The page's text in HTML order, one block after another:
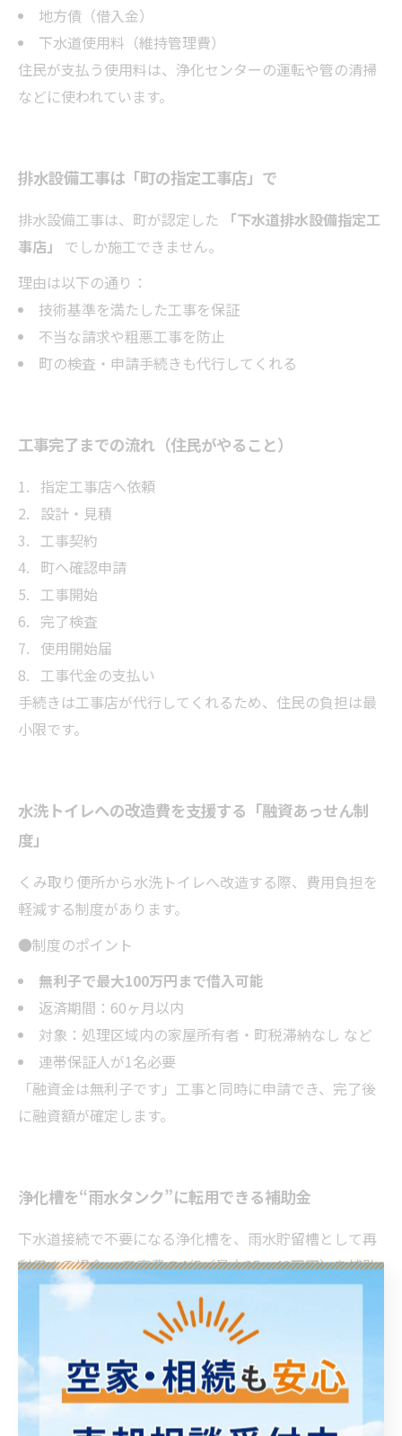
地方債（借入金）
下水道使用料（維持管理費）
住民が支払う使用料は、浄化センターの運転や管の清掃
などに使われています。
排水設備工事は「町の指定工事店」で
排水設備工事は、町が認定した
「下水道排水設備指定工
事店」
でしか施工できません。
理由は以下の通り：
技術基準を満たした工事を保証
不当な請求や粗悪工事を防止
町の検査・申請手続きも代行してくれる
工事完了までの流れ（住民がやること）
指定工事店へ依頼
設計・見積
工事契約
町へ確認申請
工事開始
完了検査
使用開始届
工事代金の支払い
手続きは工事店が代行してくれるため、住民の負担は最
小限です。
水洗トイレへの改造費を支援する「融資あっせん制
度」
くみ取り便所から水洗トイレへ改造する際、費用負担を
軽減する制度があります。
●制度のポイント
無利子で最大100万円まで借入可能
返済期間：60ヶ月以内
対象：処理区域内の家屋所有者・町税滞納なし など
連帯保証人が1名必要
「融資金は無利子です」工事と同時に申請でき、完了後
に融資額が確定します。
浄化槽を“雨水タンク”に転用できる補助金
下水道接続で不要になる浄化槽を、雨水貯留槽として再
利用する場合、 工事費の4/5（最大25〜40万円）を補助
する制度があります。
河川の負担軽減
浄化槽の再利用
散水・洗車などに雨水を活用